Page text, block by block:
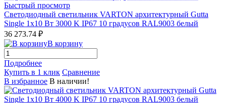
Быстрый просмотр
Светодиодный светильник VARTON архитектурный Gutta
Single 1x10 Вт 3000 K IP67 10 градусов RAL9003 белый
36 273.74 ₽
В корзину
Подробнее
Купить в 1 клик Сравнение
В избранное В наличии!